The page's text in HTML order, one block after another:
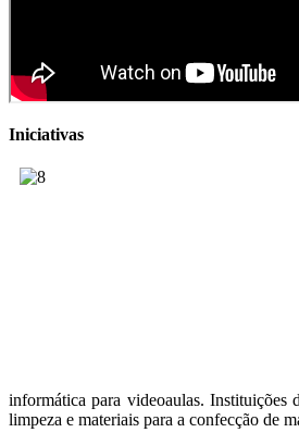
Iniciativas
informática para videoaulas. Instituições
limpeza e materiais para a confecção de